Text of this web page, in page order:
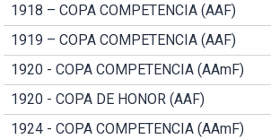
1918 – COPA COMPETENCIA (AAF)
1919 – COPA COMPETENCIA (AAF)
1920 - COPA COMPETENCIA (AAmF)
1920 - COPA DE HONOR (AAF)
1924 - COPA COMPETENCIA (AAmF)